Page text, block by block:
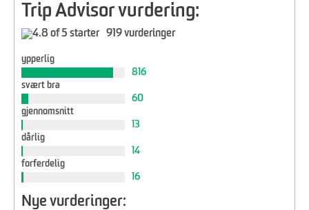
Trip Advisor vurdering:
919 vurderinger
ypperlig
816
svært bra
60
gjennomsnitt
13
dårlig
14
forferdelig
16
Nye vurderinger: